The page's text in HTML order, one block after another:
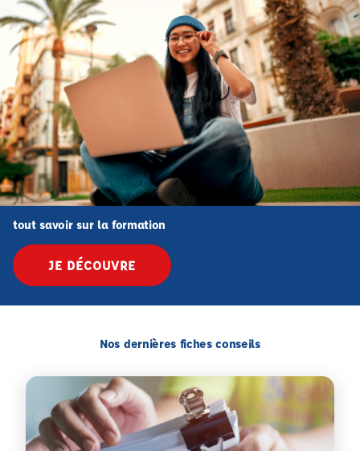
tout savoir sur la formation
JE DÉCOUVRE
Nos dernières fiches conseils